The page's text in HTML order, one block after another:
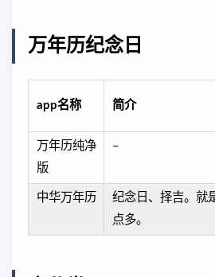
万年历纪念日
app名称 简介
万年历纯净
版
–
中华万年历
纪念日、择吉。就
点多。